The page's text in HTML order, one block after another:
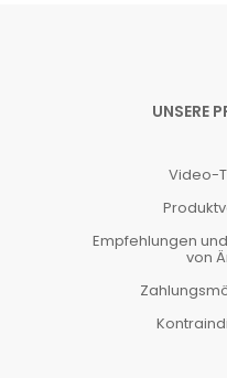
UNSERE
Video-
Empfehlungen
von